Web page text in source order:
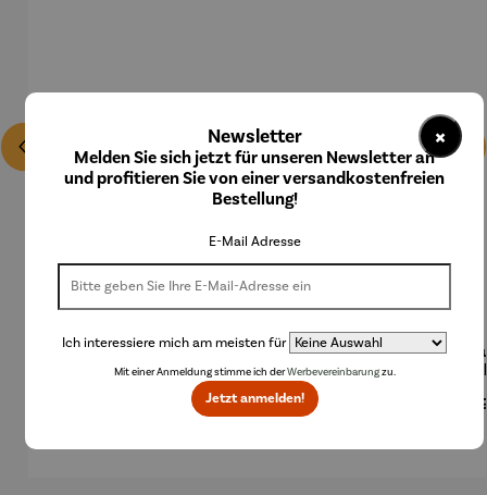
Bierzapfa
Champag
nerkühler
aus
Edelstahl
Regulärer Preis:
59,95 €
Champag
nerkühler
MONACO
Regulärer Preis:
249,00 €
Champag
nerkühler
×
Newsletter
Melden Sie sich jetzt für unseren Newsletter an
und profitieren Sie von einer versandkostenfreien
Bestellung!
E-Mail Adresse
Ich interessiere mich am meisten für
Mit einer Anmeldung stimme ich derWerbevereinbarungzu.
Jetzt anmelden!